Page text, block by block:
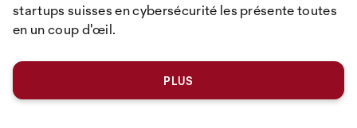
startups suisses en cybersécurité les présente toutes
en un coup d'œil.
PLUS